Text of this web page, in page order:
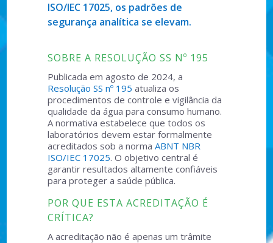
ISO/IEC 17025, os padrões de
segurança analítica se elevam.
SOBRE A RESOLUÇÃO SS Nº 195
Publicada em agosto de 2024, a
Resolução SS nº 195 atualiza os
procedimentos de controle e vigilância da
qualidade da água para consumo humano.
A normativa estabelece que todos os
laboratórios devem estar formalmente
acreditados sob a norma ABNT NBR
ISO/IEC 17025. O objetivo central é
garantir resultados altamente confiáveis
para proteger a saúde pública.
POR QUE ESTA ACREDITAÇÃO É
CRÍTICA?
A acreditação não é apenas um trâmite